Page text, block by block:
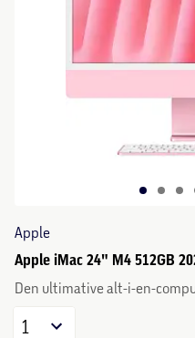
Apple
Apple iMac 24" M4 512GB
Den ultimative alt-i-en-
1